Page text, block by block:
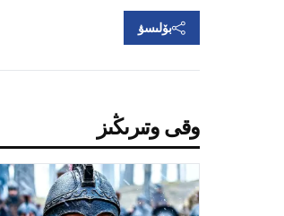
بۆلىسۋ
وقى وتىرىڭىز